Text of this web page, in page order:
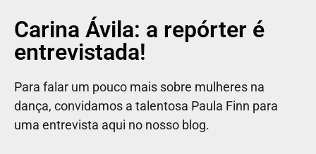
Carina Ávila: a repórter é
entrevistada!
Para falar um pouco mais sobre mulheres na
dança, convidamos a talentosa Paula Finn para
uma entrevista aqui no nosso blog.